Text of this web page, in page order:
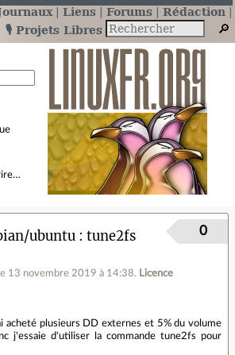
Liens Forums
Rédaction
🎙️ Projets Libres
ubuntu
tune2fs
le 13 novembre 2019 à 14:38. Licence
0
acheté plusieurs DD externes et 5% du volume
j'essaie d'utiliser la commande tune2fs pour